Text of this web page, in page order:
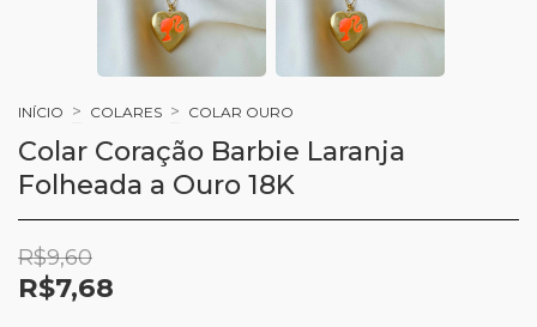
INÍCIO > COLARES > COLAR OURO
Colar Coração Barbie Laranja
Folheada a Ouro 18K
R$9,60
R$7,68